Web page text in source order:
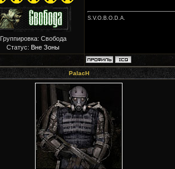
Группировка: Свобода
Статус: Вне Зоны
S.V.O.B.O.D.A.
PalacH